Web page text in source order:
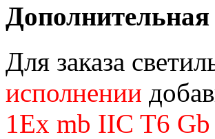
Для заказа
исполнении
1Ex mb IIC T6